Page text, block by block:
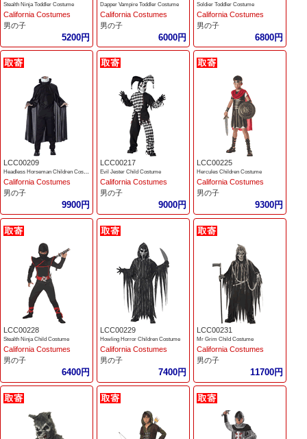
Stealth Ninja Toddler Costume
California Costumes
男の子
5200円
Dapper Vampire Toddler Costume
California Costumes
男の子
6000円
Soldier Toddler Costume
California Costumes
男の子
6800円
LCC00209
Headless Horseman Children Costume
California Costumes
男の子
9900円
LCC00217
Evil Jester Child Costume
California Costumes
男の子
9000円
LCC00225
Hercules Children Costume
California Costumes
男の子
9300円
LCC00228
Stealth Ninja Child Costume
California Costumes
男の子
6400円
LCC00229
Howling Horror Children Costume
California Costumes
男の子
7400円
LCC00231
Mr Grim Child Costume
California Costumes
男の子
11700円